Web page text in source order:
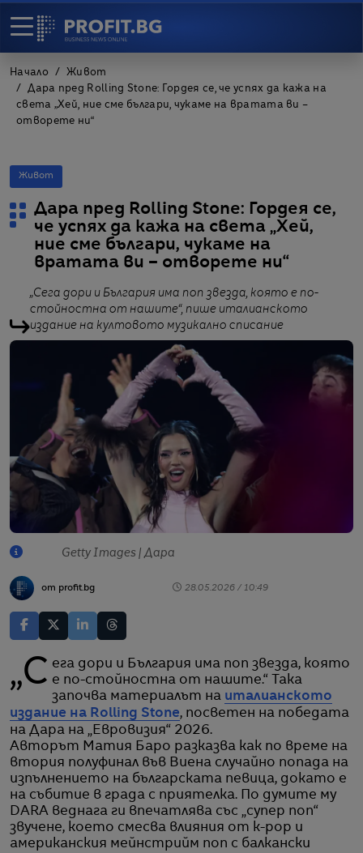
Начало
Живот
Дара пред Rolling Stone: Гордея се, че успях да кажа на
света „Хей, ние сме българи, чукаме на вратата ви –
отворете ни“
Живот
Дара пред Rolling Stone: Гордея се,
че успях да кажа на света „Хей,
ние сме българи, чукаме на
вратата ви – отворете ни“
„Сега дори и България има поп звезда, която е по-
стойностна от нашите“, пише италианското
издание на култовото музикално списание
Getty Images | Дара
от profit.bg 28.05.2026 / 10:49
„Сега дори и България има поп звезда, която е по-стойностна от нашите.“ Така
започва материалът на италианското
издание на Rolling Stone, посветен на победата
на Дара на „Евровизия“ 2026.
Авторът Матия Баро разказва как по време на
втория полуфинал във Виена случайно попада на
изпълнението на българската певица, докато е
на събитие в града с приятелка. По думите му
DARA веднага ги впечатлява със „супер поп“
звучене, което смесва влияния от k-pop и
американския мейнстрийм поп с балкански